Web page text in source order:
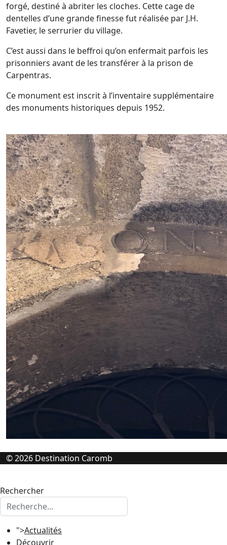
forgé, destiné à abriter les cloches. Cette cage de
dentelles d’une grande finesse fut réalisée par J.H.
Favetier, le serrurier du village.
C’est aussi dans le beffroi qu’on enfermait parfois les
prisonniers avant de les transférer à la prison de
Carpentras.
Ce monument est inscrit à l’inventaire supplémentaire
des monuments historiques depuis 1952.
© 2026 Destination Caromb
Rechercher
">Actualités
Découvrir